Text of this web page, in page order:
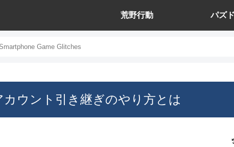
荒野行動 パズ
Game Glitches
ウント引き継ぎのやり方とは